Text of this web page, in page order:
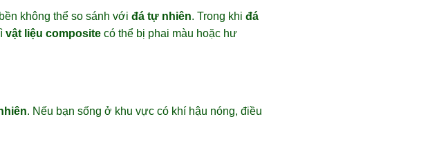
không thể so sánh với đá tự nhiên. Trong khi đá
vật liệu composite có thể bị phai màu hoặc hư
. Nếu bạn sống ở khu vực có khí hậu nóng, điều